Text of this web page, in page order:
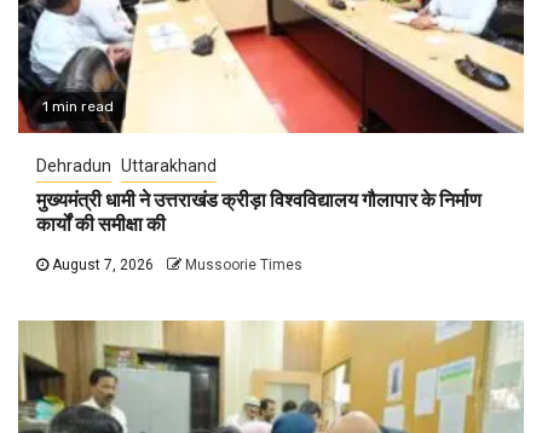
1 min read
Dehradun Uttarakhand
मुख्यमंत्री धामी ने उत्तराखंड क्रीड़ा विश्वविद्यालय गौलापार के निर्माण
कार्यों की समीक्षा की
August 7, 2026 Mussoorie Times